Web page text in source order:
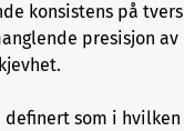
konsistens på
presisjon av
definert som i hvilken